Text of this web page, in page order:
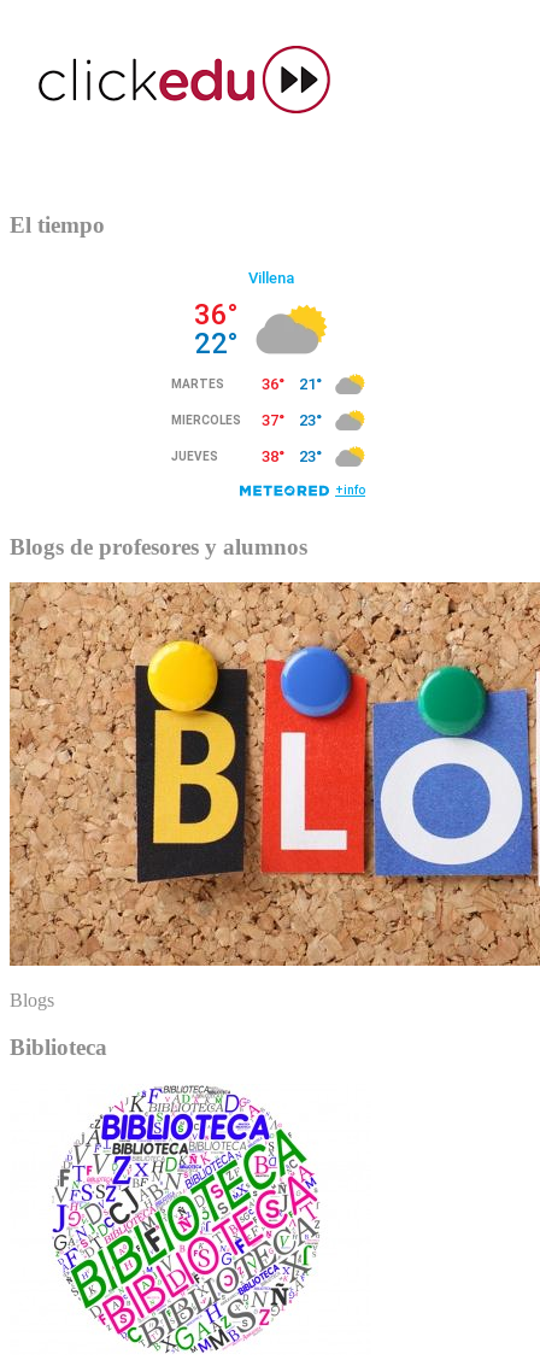
El tiempo
Blogs de profesores y alumnos
Blogs
Biblioteca